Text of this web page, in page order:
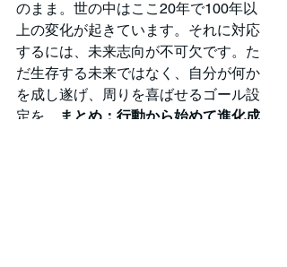
のまま。世の中はここ20年で100年以
上の変化が起きています。それに対応
するには、未来志向が不可欠です。た
だ生存する未来ではなく、自分が何か
を成し遂げ、周りを喜ばせるゴール設
定を。
まとめ：行動から始めて進化成